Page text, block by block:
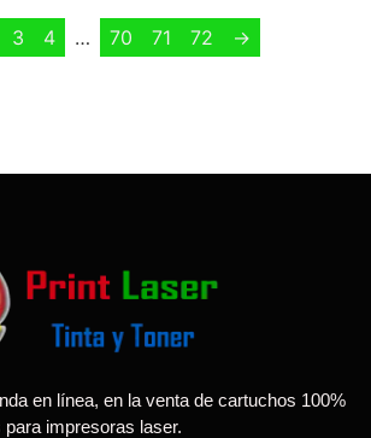
3 4 … 70 71 72 →
en línea, en la venta de cartuchos 100%
impresoras laser.